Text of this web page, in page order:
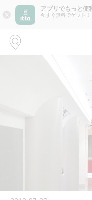
close
アプリでもっと便
今すぐ無料でゲット！